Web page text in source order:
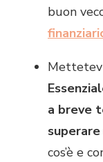
buon
a breve
cos’è e